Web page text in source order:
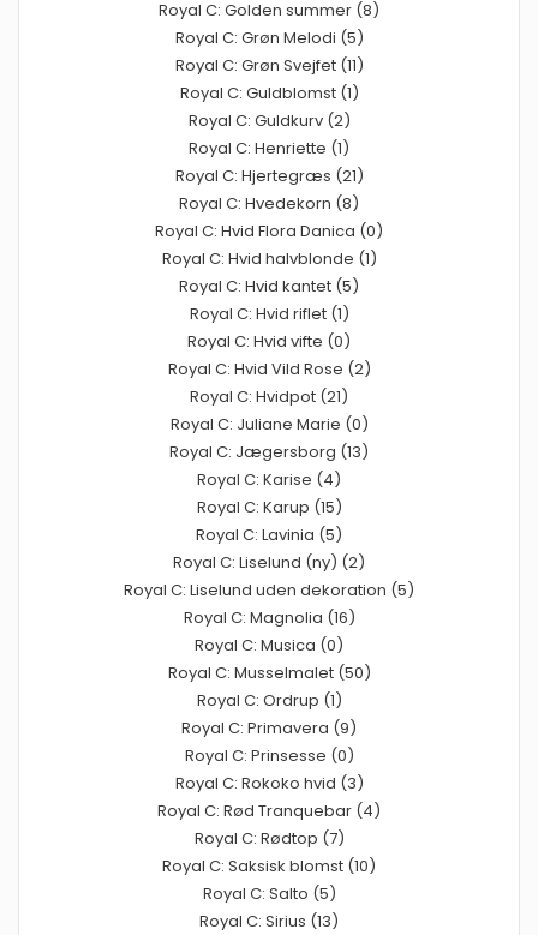
Royal C: Golden summer (8)
Royal C: Grøn Melodi (5)
Royal C: Grøn Svejfet (11)
Royal C: Guldblomst (1)
Royal C: Guldkurv (2)
Royal C: Henriette (1)
Royal C: Hjertegræs (21)
Royal C: Hvedekorn (8)
Royal C: Hvid Flora Danica (0)
Royal C: Hvid halvblonde (1)
Royal C: Hvid kantet (5)
Royal C: Hvid riflet (1)
Royal C: Hvid vifte (0)
Royal C: Hvid Vild Rose (2)
Royal C: Hvidpot (21)
Royal C: Juliane Marie (0)
Royal C: Jægersborg (13)
Royal C: Karise (4)
Royal C: Karup (15)
Royal C: Lavinia (5)
Royal C: Liselund (ny) (2)
Royal C: Liselund uden dekoration (5)
Royal C: Magnolia (16)
Royal C: Musica (0)
Royal C: Musselmalet (50)
Royal C: Ordrup (1)
Royal C: Primavera (9)
Royal C: Prinsesse (0)
Royal C: Rokoko hvid (3)
Royal C: Rød Tranquebar (4)
Royal C: Rødtop (7)
Royal C: Saksisk blomst (10)
Royal C: Salto (5)
Royal C: Sirius (13)